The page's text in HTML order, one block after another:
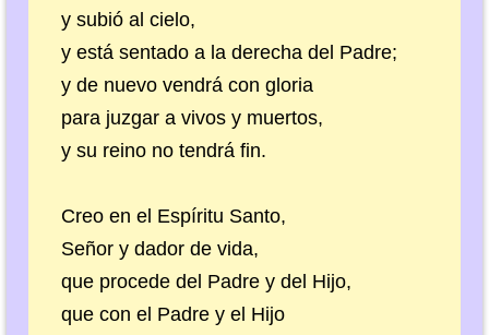
y subió al cielo,
y está sentado a la derecha del Padre;
y de nuevo vendrá con gloria
para juzgar a vivos y muertos,
y su reino no tendrá fin.
Creo en el Espíritu Santo,
Señor y dador de vida,
que procede del Padre y del Hijo,
que con el Padre y el Hijo